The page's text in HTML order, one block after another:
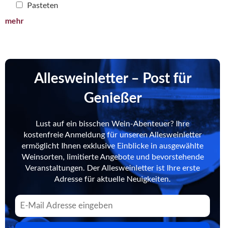
Pasteten
mehr
Allesweinletter – Post für
Genießer
Lust auf ein bisschen Wein-Abenteuer? Ihre
kostenfreie Anmeldung für unseren Allesweinletter
ermöglicht Ihnen exklusive Einblicke in ausgewählte
Weinsorten, limitierte Angebote und bevorstehende
Veranstaltungen. Der Allesweinletter ist Ihre erste
Adresse für aktuelle Neuigkeiten.